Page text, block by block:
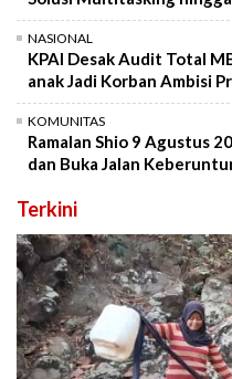
NASIONAL
KPAI Desak Audit Total
anak Jadi Korban Ambisi
KOMUNITAS
Ramalan Shio 9 Agustus
dan Buka Jalan
Terkini